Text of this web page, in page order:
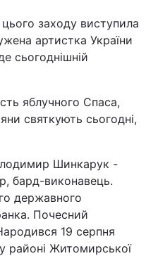
заходу виступила
артистка України
сьогоднішній
яблучного Спаса,
святкують сьогодні,
Шинкарук -
бард-виконавець.
державного
Почесний
19 серпня
районі Житомирської